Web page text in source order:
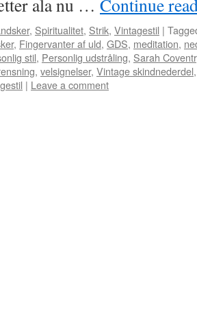
ala nu … Continue
, Spiritualitet, Strik, Vintagestil |
, Fingervanter af uld, GDS, meditation,
stil, Personlig udstråling, Sarah
, velsignelser, Vintage skindnederdel
| Leave a comment